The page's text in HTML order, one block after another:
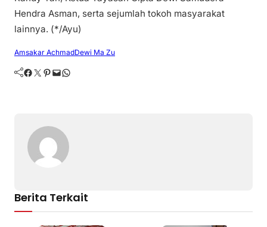
Hendra Asman, serta sejumlah tokoh masyarakat
lainnya. (*/Ayu)
Amsakar AchmadDewi Ma Zu
Facebook Twitter Pinterest Mail WhatsApp
Berita Terkait